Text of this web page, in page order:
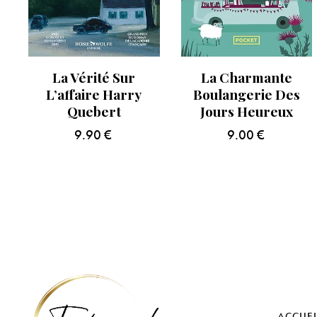
La Vérité Sur
L’affaire Harry
Quebert
9.90€
La Charmante
Boulangerie Des
Jours Heureux
9.00 €